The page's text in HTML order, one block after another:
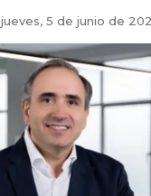
jueves, 5 de junio de